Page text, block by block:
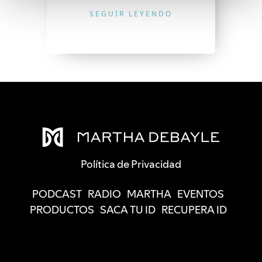
SEGUIR LEYENDO
Política de Privacidad
PODCAST RADIO MARTHA EVENTOS
PRODUCTOS SACA TU ID RECUPERA ID